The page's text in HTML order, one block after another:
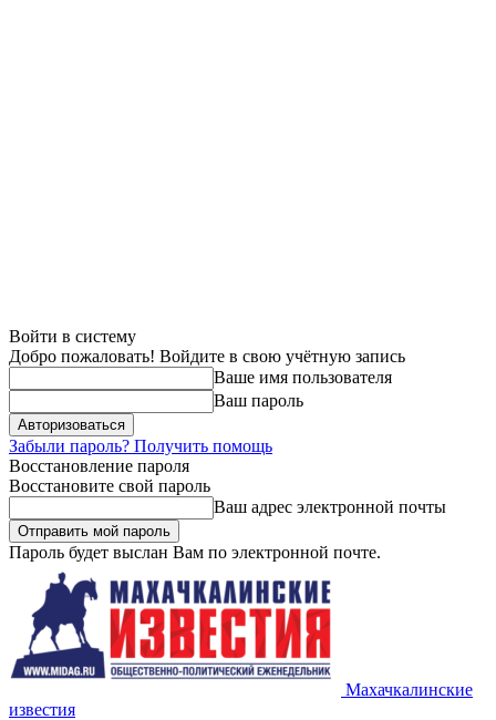
Войти в систему
Добро пожаловать! Войдите в свою учётную запись
Ваше имя пользователя
Ваш пароль
Забыли пароль? Получить помощь
Восстановление пароля
Восстановите свой пароль
Ваш адрес электронной почты
Пароль будет выслан Вам по электронной почте.
Махачкалинские
известия